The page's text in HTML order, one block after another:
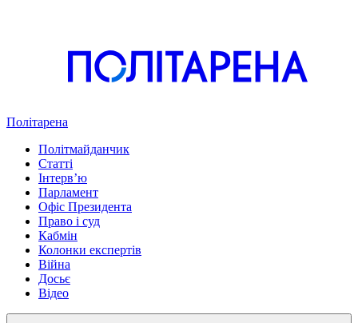
Політарена
Політмайданчик
Статті
Інтервʼю
Парламент
Офіс Президента
Право і суд
Кабмін
Колонки експертів
Війна
Досьє
Відео